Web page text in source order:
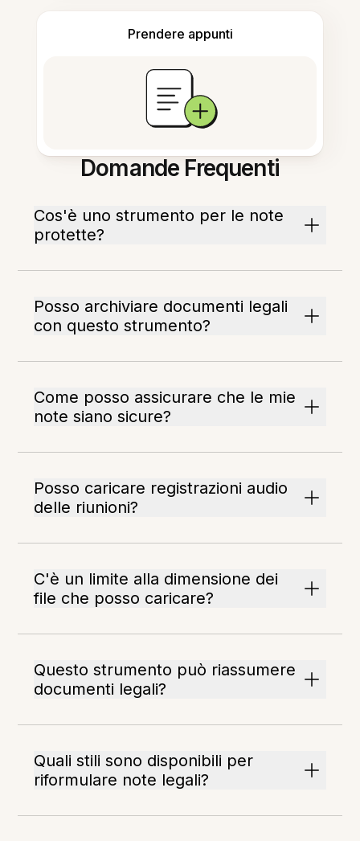
Prendere appunti
Domande Frequenti
Cos'è uno strumento per le note
protette?
Posso archiviare documenti legali
con questo strumento?
Come posso assicurare che le mie
note siano sicure?
Posso caricare registrazioni audio
delle riunioni?
C'è un limite alla dimensione dei
file che posso caricare?
Questo strumento può riassumere
documenti legali?
Quali stili sono disponibili per
riformulare note legali?